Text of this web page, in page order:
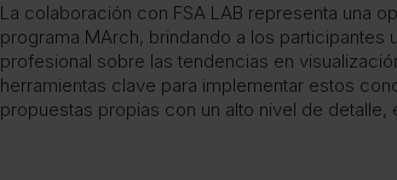
La colaboración con FSA LAB representa una
programa MArch, brindando a los participantes
profesional sobre las tendencias en
herramientas clave para implementar estos
propuestas propias con un alto nivel de